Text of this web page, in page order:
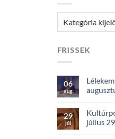
Kategóriák
FRISSEK
06
aug
29
júl
július 29.